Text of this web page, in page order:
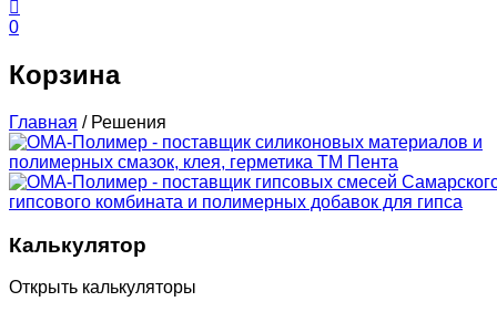
0
Корзина
Главная / Решения
Калькулятор
Открыть калькуляторы